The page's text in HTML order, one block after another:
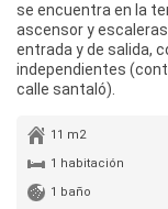
se encuentra en la
ascensor y
entrada y de salida,
independientes
calle santaló).
11 m2
1 habitación
1 baño